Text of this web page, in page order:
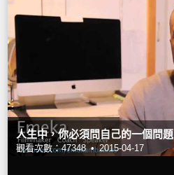
人生中，你必須問自己的一個問題
觀看次數：47348 • 2015-04-17